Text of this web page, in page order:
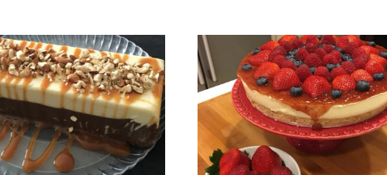
BOLACHA
E
CARAMELO
II
CUAJADA)
CUAJADA
–
VERSÃO
2